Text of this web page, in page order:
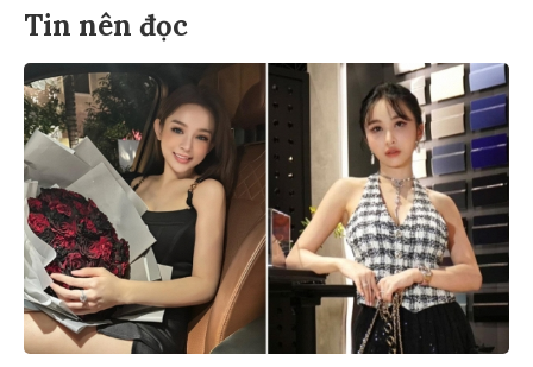
Tin nên đọc